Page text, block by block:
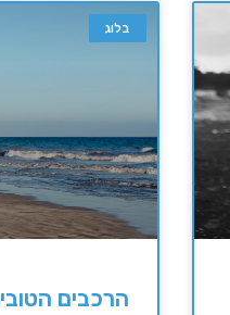
בלוג
הרכבים